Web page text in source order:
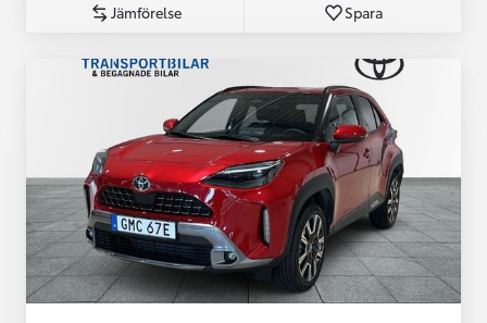
Jämförelse Spara